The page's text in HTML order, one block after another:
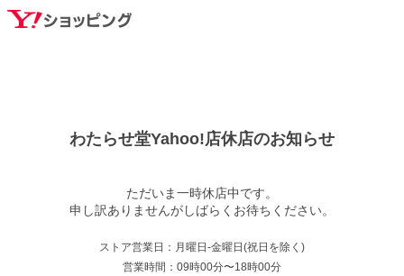
わたらせ堂Yahoo!店休店のお知らせ
ただいま一時休店中です。
ストア営業日： 月曜日-金曜日(祝日を除く)
営業時間： 09時00分〜18時00分